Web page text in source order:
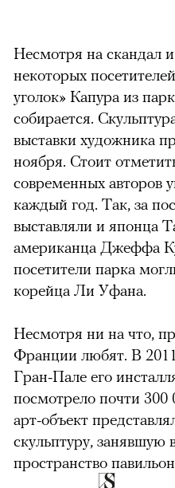
Несмотря на скандал
некоторых
уголок» Капура из
собирается.
выставки художника
ноября. Стоит
современных авторов
каждый год. Так, за
выставляли и японца
американца Джеффа
посетители парка
корейца Ли Уфана.
Несмотря ни на что,
Франции любят. В
Гран-Пале его
посмотрело почти 300
арт-объект
скульптуру, занявшую
пространство